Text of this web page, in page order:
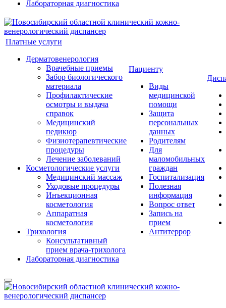
Лабораторная диагностика
Платные услуги
Дерматовенерология
Врачебные приемы
Забор биологического
материала
Профилактические
осмотры и выдача
справок
Медицинский
педикюр
Физиотерапевтические
процедуры
Лечение заболеваний
Косметологические услуги
Медицинский массаж
Уходовые процедуры
Инъекционная
косметология
Аппаратная
косметология
Трихология
Консультативный
прием врача-трихолога
Лабораторная диагностика
Пациенту
Виды
медицинской
помощи
Защита
персональных
данных
Родителям
Для
маломобильных
граждан
Госпитализация
Полезная
информация
Вопрос ответ
Запись на
прием
Антитеррор